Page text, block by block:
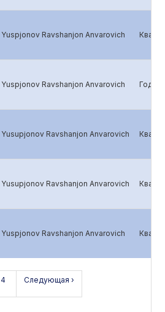
Yuspjonov Ravshanjon Anvarovich
Yuspjonov Ravshanjon Anvarovich
Yusupjonov Ravshanjon Anvarovich
Yusupjonov Ravshanjon Anvarovich
Yuspjonov Ravshanjon Anvarovich
4 Следующая ›